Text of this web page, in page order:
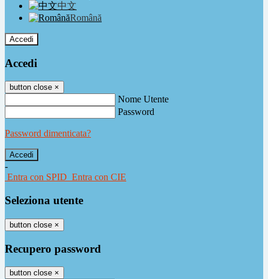
中文
Română
Accedi
Accedi
button close ×
Nome Utente
Password
Password dimenticata?
-
Entra con SPID Entra con CIE
Seleziona utente
button close ×
Recupero password
button close ×